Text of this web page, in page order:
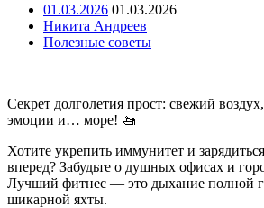
01.03.2026 01.03.2026
Никита Андреев
Полезные советы
Секрет долголетия прост: свежий
эмоции и… море! 🚤
Хотите укрепить иммунитет и
вперед? Забудьте о душных офисах и
Лучший фитнес — это дыхание полной
шикарной яхты.